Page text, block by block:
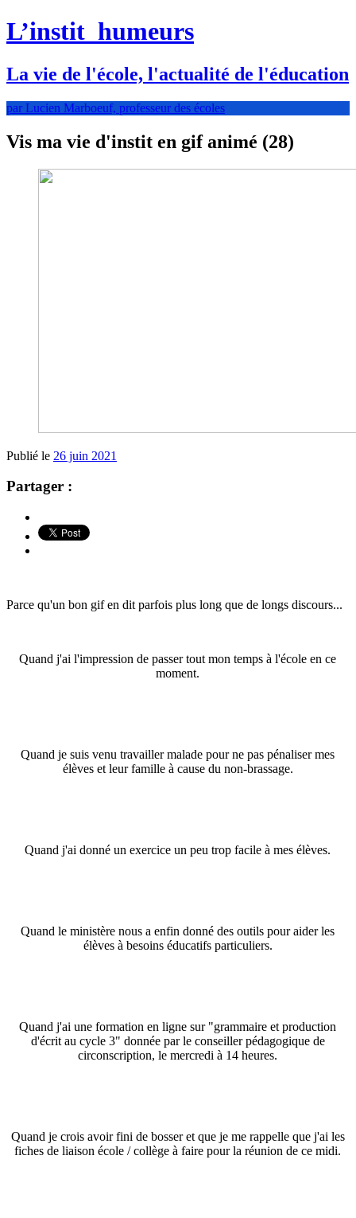
L’instit humeurs
La vie de l'école, l'actualité de l'éducation
par Lucien Marboeuf, professeur des écoles
Vis ma vie d'instit en gif animé (28)
Publié le 26 juin 2021
Partager :
Parce qu'un bon gif en dit parfois plus long que de longs discours...
Quand j'ai l'impression de passer tout mon temps à l'école en ce
moment.
Quand je suis venu travailler malade pour ne pas pénaliser mes
élèves et leur famille à cause du non-brassage.
Quand j'ai donné un exercice un peu trop facile à mes élèves.
Quand le ministère nous a enfin donné des outils pour aider les
élèves à besoins éducatifs particuliers.
Quand j'ai une formation en ligne sur "grammaire et production
d'écrit au cycle 3" donnée par le conseiller pédagogique de
circonscription, le mercredi à 14 heures.
Quand je crois avoir fini de bosser et que je me rappelle que j'ai les
fiches de liaison école / collège à faire pour la réunion de ce midi.